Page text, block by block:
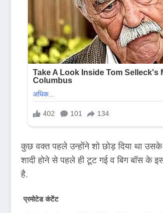
कुछ वक्त पहले उन्होंने शो छोड़ दिया था उसके
शादी होने से पहले ही टूट गई व बिग बॉस के
है.